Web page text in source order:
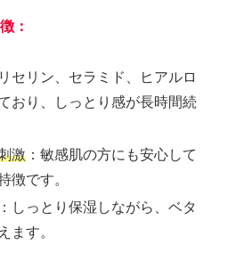
：
セリン、セラミド、ヒアルロ
おり、しっとり感が長時間続
激 ：敏感肌の方にも安心して
徴です。
：しっとり保湿しながら、ベタ
ます。